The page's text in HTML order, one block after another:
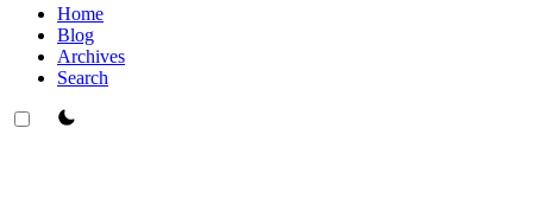
Home
Blog
Archives
Search
theme switcher